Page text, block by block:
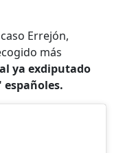
Errejón,
más
ya exdiputado